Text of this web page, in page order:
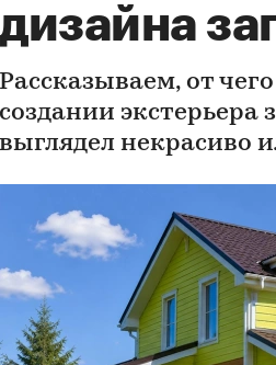
дизайна
Рассказываем, от
создании экстерьера
выглядел некрасиво